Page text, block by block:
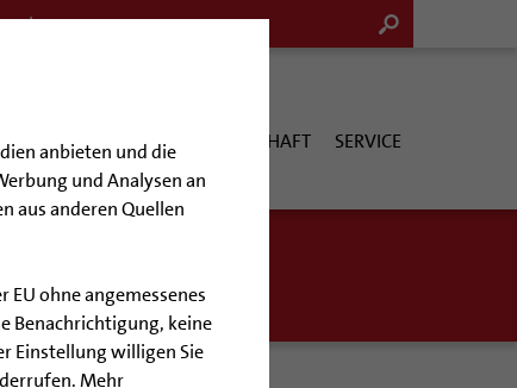
anbieten und die
und Analysen an
aus anderen Quellen
ohne angemessenes
Benachrichtigung, keine
Einstellung willigen Sie
Mehr
KULTUR KIRCHE & GESELLSCHAFT SERVICE